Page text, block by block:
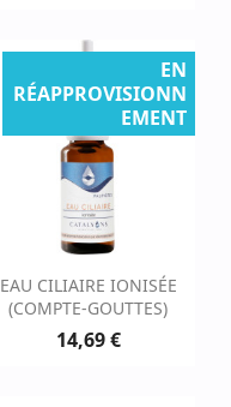
EAU CILIAIRE IONISÉE
(COMPTE-GOUTTES)
14,69 €
EN
RÉAPPROVISIONN
EMENT